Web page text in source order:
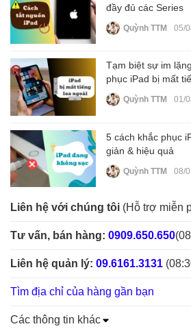
đầy đủ các Series
Quỳnh TTM 05/
Tạm biệt sự im
phục iPad bị mất
Quỳnh TTM 01/
5 cách khắc phục
giản & hiệu quả
Quỳnh TTM 08/
Liên hệ với chúng tôi (Hỗ trợ miễn
Tư vấn, bán hàng: 0909.650.650
Liên hệ quản lý: 09.6161.3131
Tìm địa chỉ của hàng gần bạn
Các thông tin khác